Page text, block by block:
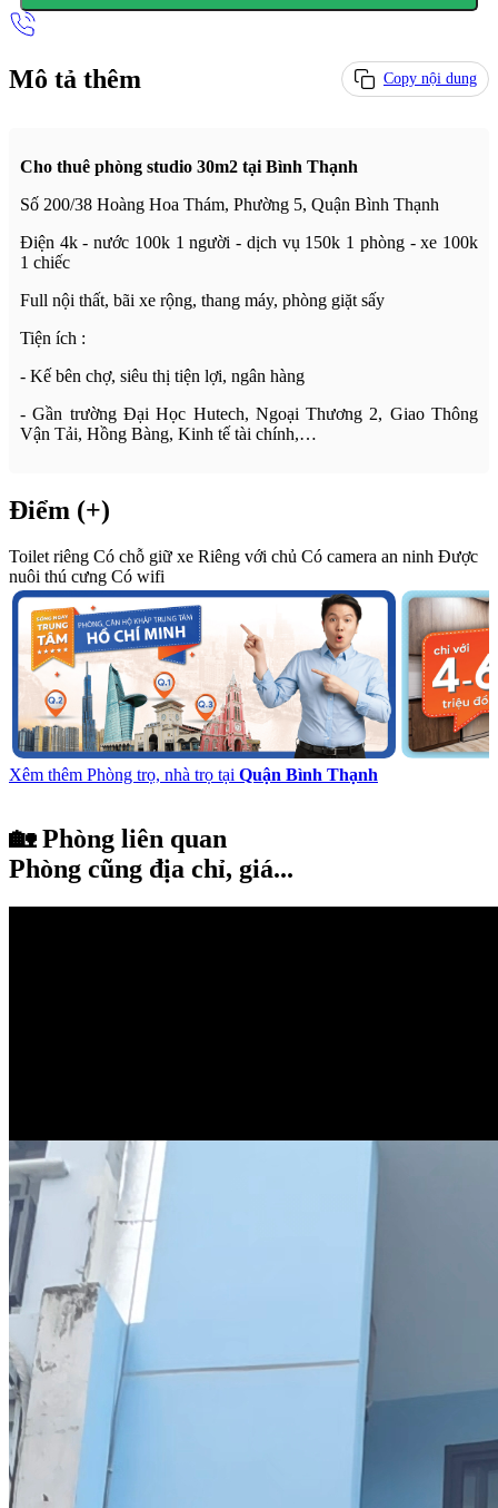
Mô tả thêm Copy nội dung
Cho thuê phòng studio 30m2 tại Bình Thạnh
Số 200/38 Hoàng Hoa Thám, Phường 5, Quận Bình Thạnh
Điện 4k - nước 100k 1 người - dịch vụ 150k 1 phòng - xe 100k
1 chiếc
Full nội thất, bãi xe rộng, thang máy, phòng giặt sấy
Tiện ích :
- Kế bên chợ, siêu thị tiện lợi, ngân hàng
- Gần trường Đại Học Hutech, Ngoại Thương 2, Giao Thông
Vận Tải, Hồng Bàng, Kinh tế tài chính,…
Điểm (+)
Toilet riêng Có chỗ giữ xe Riêng với chủ Có camera an ninh Được
nuôi thú cưng Có wifi
Xêm thêm Phòng trọ, nhà trọ tại Quận Bình Thạnh
🏡 Phòng liên quan
Phòng cũng địa chỉ, giá...